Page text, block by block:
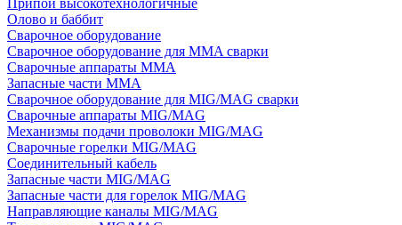
Припои высокотехнологичные
Олово и баббит
Сварочное оборудование
Сварочное оборудование для MMA сварки
Сварочные аппараты MMA
Запасные части MMA
Сварочное оборудование для MIG/MAG сварки
Сварочные аппараты MIG/MAG
Механизмы подачи проволоки MIG/MAG
Сварочные горелки MIG/MAG
Соединительный кабель
Запасные части MIG/MAG
Запасные части для горелок MIG/MAG
Направляющие каналы MIG/MAG